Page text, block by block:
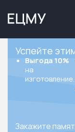
Успейте
Выгода 10%
на
изготовление.
Закажите